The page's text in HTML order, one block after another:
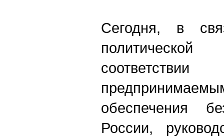
Сегодня, в
обеспечения
России,